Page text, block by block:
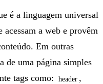
é a linguagem universal
acessam a web e provêm
Em outras
de uma página simples
tags como:
header ,